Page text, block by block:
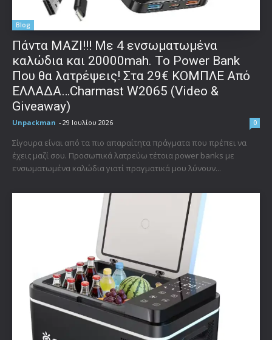
Blog
Πάντα ΜΑΖΙ!!! Με 4 ενσωματωμένα
καλώδια και 20000mah. Το Power Bank
Που θα λατρέψεις! Στα 29€ ΚΟΜΠΛΕ Από
ΕΛΛΑΔΑ…Charmast W2065 (Video &
Giveaway)
Unpackman - 29 Ιουλίου 2026 0
Σίγουρα είναι από τα πιο απαραίτητα πράγματα που πρέπει να
έχεις μαζί σου. Προσωπικά λατρεύω τέτοια power banks με
ενσωματωμένα καλώδια γιατί πραγματικά μου λύνουν...